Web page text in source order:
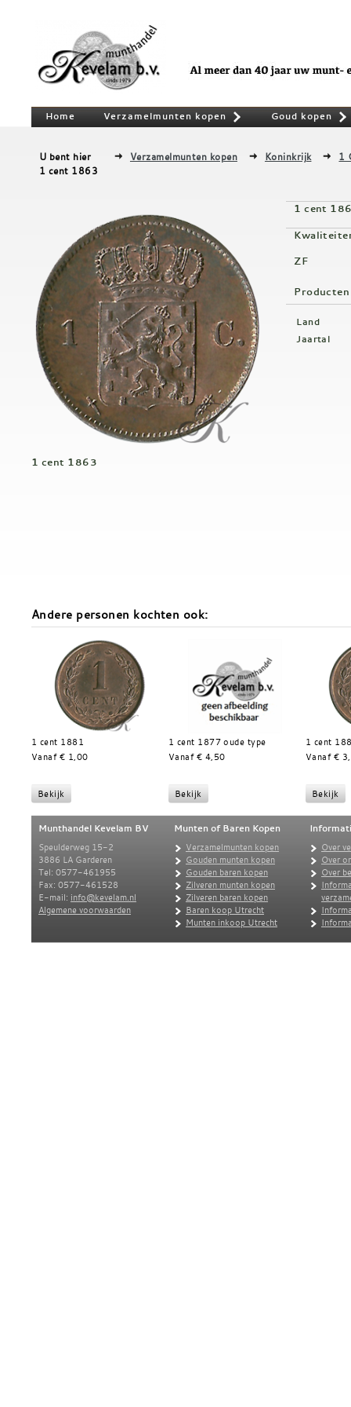
Home Verzamelmunten kopen Goud kopen
U bent hier Verzamelmunten kopen Koninkrijk
1
1 cent 1863
1 cent 1863
1 cent
ZF
Land
Jaartal
Andere personen kochten ook:
1 cent 1881
Vanaf € 1,00
1 cent 1877 oude type
Vanaf € 4,50
1 cent
Vanaf €
Munthandel Kevelam BV
Speulderweg 15-2
3886 LA Garderen
Tel: 0577-461955
Fax: 0577-461528
E-mail: info@kevelam.nl
Algemene voorwaarden
Munten of Baren Kopen
Verzamelmunten kopen
Gouden munten kopen
Gouden baren kopen
Zilveren munten kopen
Zilveren baren kopen
Baren koop Utrecht
Munten inkoop Utrecht
Over
Over
Over